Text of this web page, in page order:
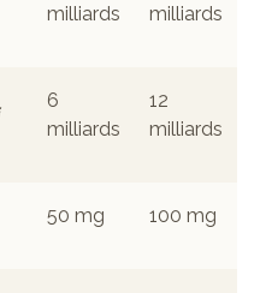
milliards
milliards
6
milliards
12
milliards
50 mg 100 mg